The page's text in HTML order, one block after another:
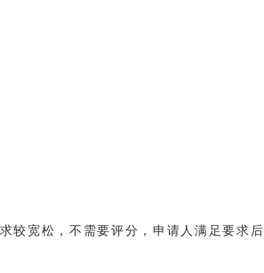
较宽松，不需要评分，申请人满足要求后